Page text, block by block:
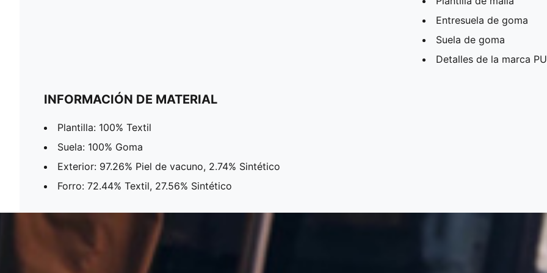
Entresuela de goma
Suela de goma
Detalles de la marca
INFORMACIÓN DE MATERIAL
Plantilla: 100% Textil
Suela: 100% Goma
Exterior: 97.26% Piel de vacuno, 2.74% Sintético
Forro: 72.44% Textil, 27.56% Sintético